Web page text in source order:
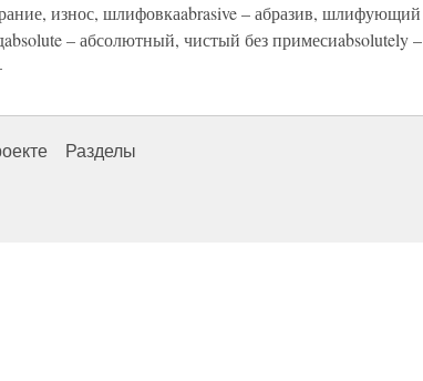
износ, шлифовкаabrasive – абразив, шлифующий
– абсолютный, чистый без примесиabsolutely –
Разделы